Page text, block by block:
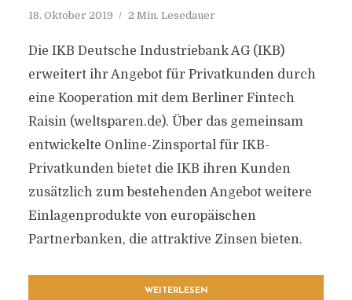
18. Oktober 2019 2 Min. Lesedauer
Die IKB Deutsche Industriebank AG (IKB)
erweitert ihr Angebot für Privatkunden durch
eine Kooperation mit dem Berliner Fintech
Raisin (weltsparen.de). Über das gemeinsam
entwickelte Online-Zinsportal für IKB-
Privatkunden bietet die IKB ihren Kunden
zusätzlich zum bestehenden Angebot weitere
Einlagenprodukte von europäischen
Partnerbanken, die attraktive Zinsen bieten.
WEITERLESEN